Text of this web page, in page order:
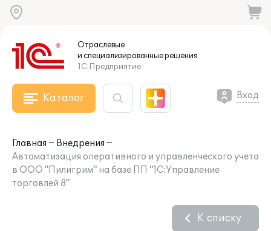
Отраслевые
и специализированныерешения
1С:Предприятие
Каталог Вход
Главная
Внедрения
Автоматизация оперативного и управленческого учета
в ООО "Пилигрим" на базе ПП "1С:Управление
торговлей 8"
К списку